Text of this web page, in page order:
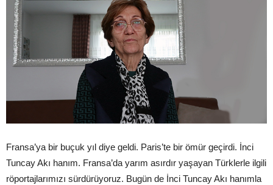
Fransa’ya bir buçuk yıl diye geldi. Paris’te bir ömür geçirdi. İnci
Tuncay Akı hanım. Fransa’da yarım asırdır yaşayan Türklerle ilgili
röportajlarımızı sürdürüyoruz. Bugün de İnci Tuncay Akı hanımla